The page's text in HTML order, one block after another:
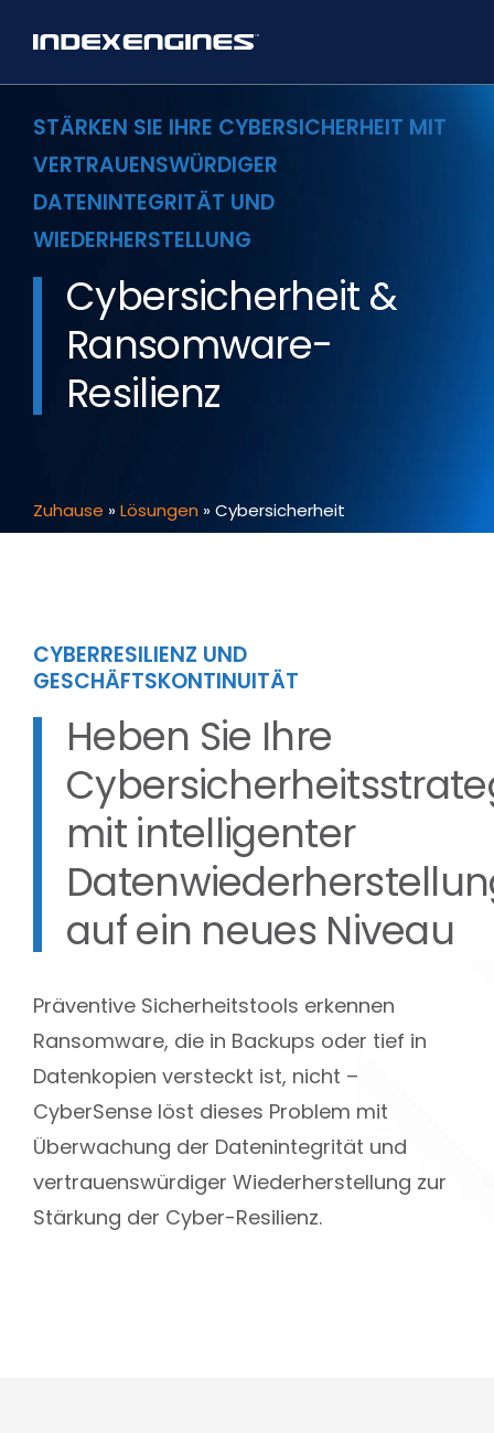
STÄRKEN SIE IHRE CYBERSICHERHEIT MIT
VERTRAUENSWÜRDIGER
DATENINTEGRITÄT UND
WIEDERHERSTELLUNG
Cybersicherheit &
Ransomware-
Resilienz
Zuhause »Lösungen » Cybersicherheit
CYBERRESILIENZ UND
GESCHÄFTSKONTINUITÄT
Heben Sie Ihre
mit intelligenter
auf ein neues Niveau
Präventive Sicherheitstools erkennen
Ransomware, die in Backups oder tief in
Datenkopien versteckt ist, nicht –
CyberSense löst dieses Problem mit
Überwachung der Datenintegrität und
vertrauenswürdiger Wiederherstellung zur
Stärkung der Cyber-Resilienz.